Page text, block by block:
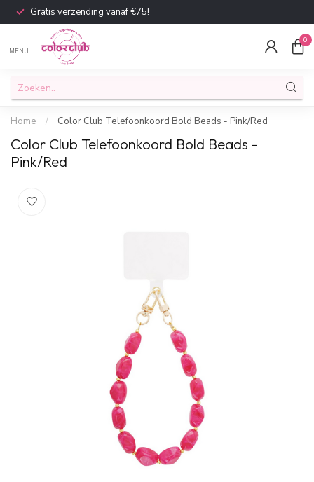
Gratis verzending vanaf €75!
MENU
0
Home / Color Club Telefoonkoord Bold Beads - Pink/Red
Color Club Telefoonkoord Bold Beads -
Pink/Red